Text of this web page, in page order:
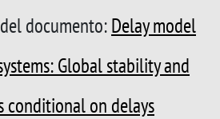
documento:Delay model
Global stability and
conditional on delays